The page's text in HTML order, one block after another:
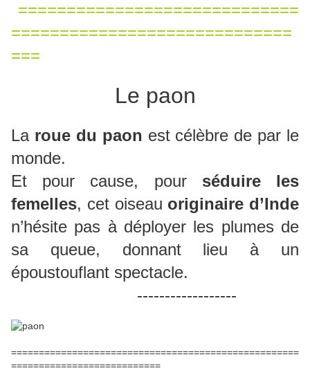
=============================
=============================
===
Le paon
Laroue du paon est célèbre de par le
monde.
Et pour cause, pourséduire les
femelles, cet oiseau originaire d’Inde
n’hésite pas à déployer les plumes de
sa queue, donnant lieu à un
époustouflant spectacle.
------------------
====================================================
===========================